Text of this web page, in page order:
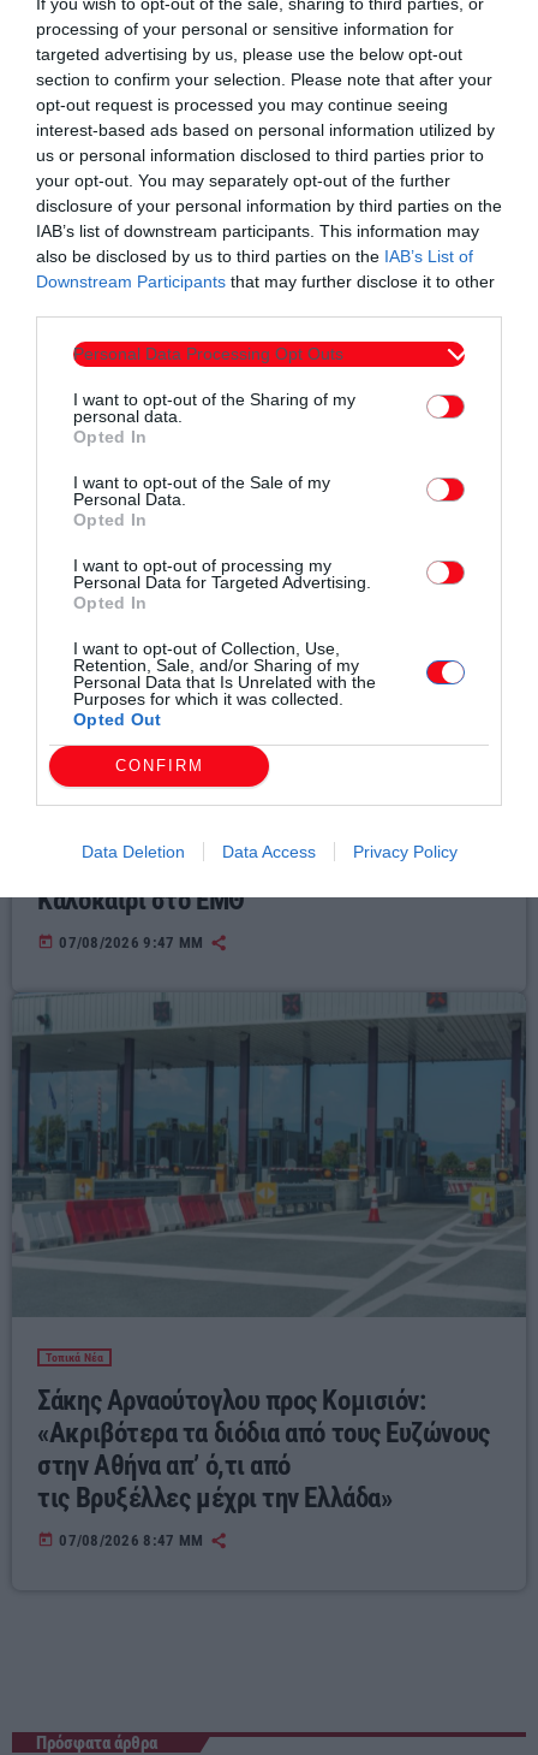
processing of your personal or sensitive information for
targeted advertising by us, please use the below opt-out
section to confirm your selection. Please note that after your
opt-out request is processed you may continue seeing
interest-based ads based on personal information utilized by
us or personal information disclosed to third parties prior to
your opt-out. You may separately opt-out of the further
disclosure of your personal information by third parties on the
IAB’s list of downstream participants. This information may
also be disclosed by us to third parties on the IAB’s List of
Downstream Participants that may further disclose it to other
Personal Data Processing Opt Outs
I want to opt-out of the Sharing of my
personal data.
Opted In
I want to opt-out of the Sale of my
Personal Data.
Opted In
I want to opt-out of processing my
Personal Data for Targeted Advertising.
Opted In
I want to opt-out of Collection, Use,
Retention, Sale, and/or Sharing of my
Personal Data that Is Unrelated with the
Purposes for which it was collected.
Opted Out
CONFIRM
Data Deletion Data Access Privacy Policy
Συντάχθηκε από: ERKO.GR
email
Σχετικά άρθρα
Οι επιSTEAMονες του διαστήματος.
Καλοκαίρι στο ΕΜΘ
today 07/08/2026 9:47 ΜΜ
Τοπικά Νέα
Σάκης Αρναούτογλου προς Κομισιόν:
«Ακριβότερα τα διόδια από τους Ευζώνους
στην Αθήνα απ’ ό,τι από
τις Βρυξέλλες μέχρι την Ελλάδα»
today 07/08/2026 8:47 ΜΜ
Πρόσφατα άρθρα